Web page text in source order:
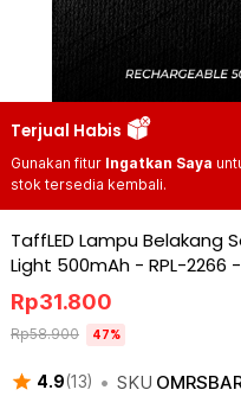
Terjual Habis
Gunakan fitur Ingatkan Saya
stok tersedia kembali.
TaffLED Lampu Belakang
Light 500mAh - RPL-2266 -
4.9(13) • SKU
Rp31.800
Rp58.900 47%